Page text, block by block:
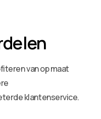
van op maat
klantenservice.